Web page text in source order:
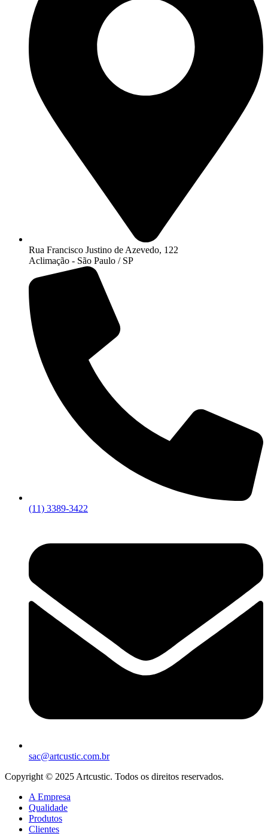
Rua Francisco Justino de Azevedo, 122
Aclimação - São Paulo / SP
(11) 3389-3422
sac@artcustic.com.br
Copyright © 2025 Artcustic. Todos os direitos reservados.
A Empresa
Qualidade
Produtos
Clientes